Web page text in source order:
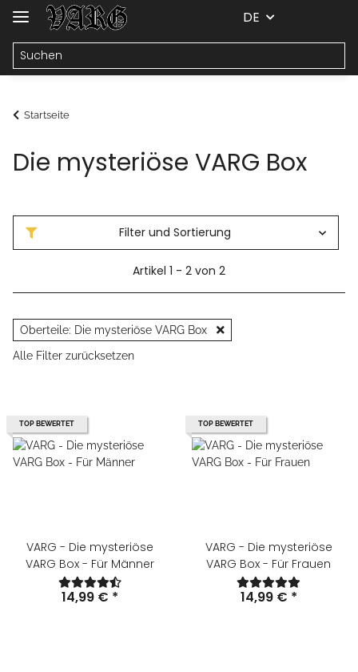
DE
Startseite
Die mysteriöse VARG Box
Filter und Sortierung
Artikel 1 - 2 von 2
Oberteile: Die mysteriöse VARG Box
Alle Filter zurücksetzen
TOP BEWERTET
VARG - Die mysteriöse
VARG Box - Für Männer
14,99 € *
TOP BEWERTET
VARG - Die mysteriöse
VARG Box - Für Frauen
14,99 € *